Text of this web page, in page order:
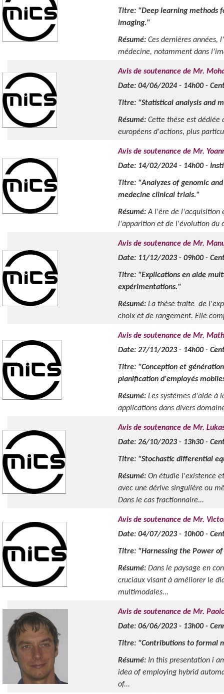
Titre: "Deep learning methods
imaging."
Résumé: Ces dernières années,
médecine, notamment dans
Avis de soutenance de Mr.
Date: 04/06/2024 - 14h00 -
Titre: "Statistical analysis and
Résumé: Cette thèse est dédiée
européens d'actions, plus
Avis de soutenance de Mr.
Date: 14/02/2024 - 14h00 -
Titre: "Analyzes of genomic
medecine clinical trials."
Résumé:A l'ère de l'acquisition
l'apparition et de l'évolution du
Avis de soutenance de Mr.
Date: 11/12/2023 - 09h00 -
Titre: "Explications en aide
expérimentations."
Résumé: La thèse traite de
choix et de rangement. Elle
Avis de soutenance de Mr.
Date: 27/11/2023 - 14h00 -
Titre: "Conception et
planification d'employés
Résumé: Les systèmes d'aide à
applications dans divers
Avis de soutenance de Mr.
Date: 26/10/2023 - 13h30 -
Titre: "Stochastic differential
Résumé: On étudie l'existence
avec une dérive singulière ou
Dans le cas fractionnaire...
Avis de soutenance de Mr.
Date: 04/07/2023 - 10h00 -
Titre: "Harnessing the Power
Résumé: Dans le paysage en
cruciaux visant à améliorer le
multimodales...
Avis de soutenance de Mr.
Date: 06/06/2023 - 13h00 -
Titre: "Contributions to formal
Résumé: In this presentation i
idea of employing hybrid
of...